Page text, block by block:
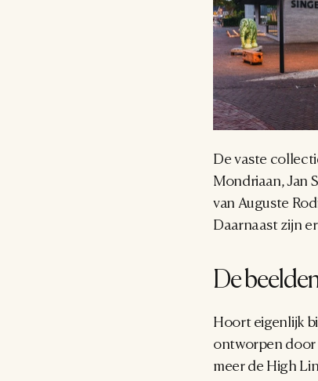
De vaste
Mondriaan, Jan
van Auguste
Daarnaast zijn
De
Hoort eigenlijk
ontworpen door
meer de High